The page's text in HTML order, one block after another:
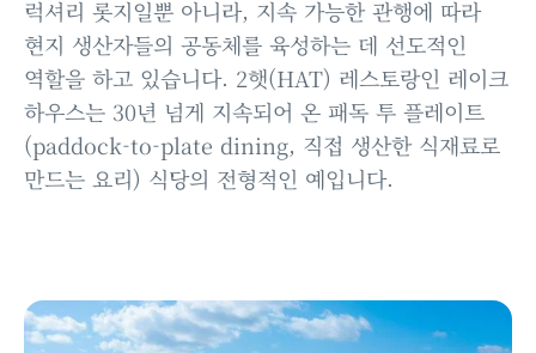
럭셔리 롯지일뿐 아니라, 지속 가능한 관행에 따라
현지 생산자들의 공동체를 육성하는 데 선도적인
역할을 하고 있습니다. 2햇(HAT) 레스토랑인 레이크
하우스는 30년 넘게 지속되어 온 패독 투 플레이트
(paddock-to-plate dining, 직접 생산한 식재료로
만드는 요리) 식당의 전형적인 예입니다.